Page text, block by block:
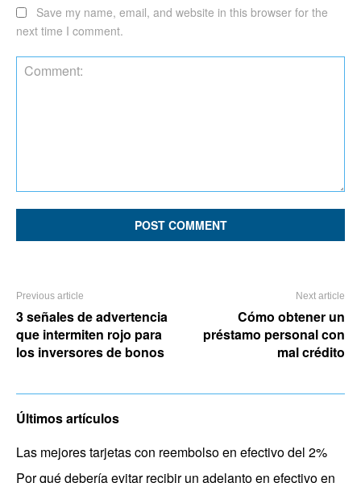
Save my name, email, and website in this browser for the
next time I comment.
Previous article
3 señales de advertencia
que intermiten rojo para
los inversores de bonos
Next article
Cómo obtener un
préstamo personal con
mal crédito
Últimos artículos
Las mejores tarjetas con reembolso en efectivo del 2%
Por qué debería evitar recibir un adelanto en efectivo en